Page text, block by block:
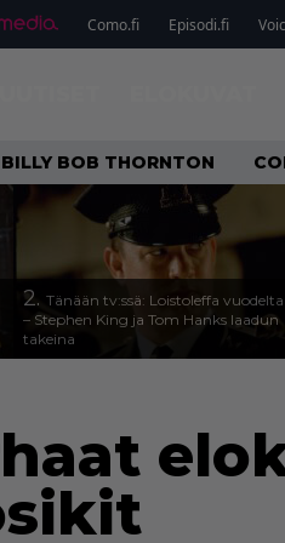
Como.fi Episodi.fi
BILLY BOB THORNTON
2. Tänään tv:ssä: Loistoleffa vuodelta
– Stephen King ja Tom Hanks laadun
takeina